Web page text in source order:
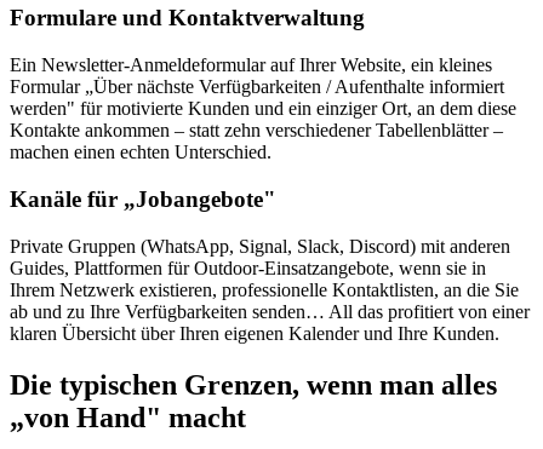
Formulare und Kontaktverwaltung
Ein Newsletter-Anmeldeformular auf Ihrer Website, ein kleines
Formular „Über nächste Verfügbarkeiten / Aufenthalte informiert
werden" für motivierte Kunden und ein einziger Ort, an dem diese
Kontakte ankommen – statt zehn verschiedener Tabellenblätter –
machen einen echten Unterschied.
Kanäle für „Jobangebote"
Private Gruppen (WhatsApp, Signal, Slack, Discord) mit anderen
Guides, Plattformen für Outdoor-Einsatzangebote, wenn sie in
Ihrem Netzwerk existieren, professionelle Kontaktlisten, an die Sie
ab und zu Ihre Verfügbarkeiten senden… All das profitiert von einer
klaren Übersicht über Ihren eigenen Kalender und Ihre Kunden.
Die typischen Grenzen, wenn man alles
„von Hand" macht